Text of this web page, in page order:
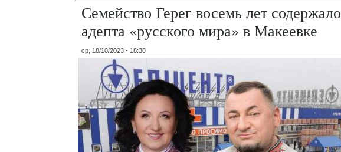
Семейство Герег восемь лет содержало
адепта «русского мира» в Макеевке
ср, 18/10/2023 - 18:38